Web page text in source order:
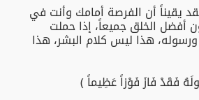
يقيناً أن الفرصة أمامك وأنت في
أفضل الخلق جميعاً، إذا حملت
ورسوله، هذا ليس كلام البشر، هذا
فَقَدْ فَازَ فَوْزاً عَظِيماً ﴾